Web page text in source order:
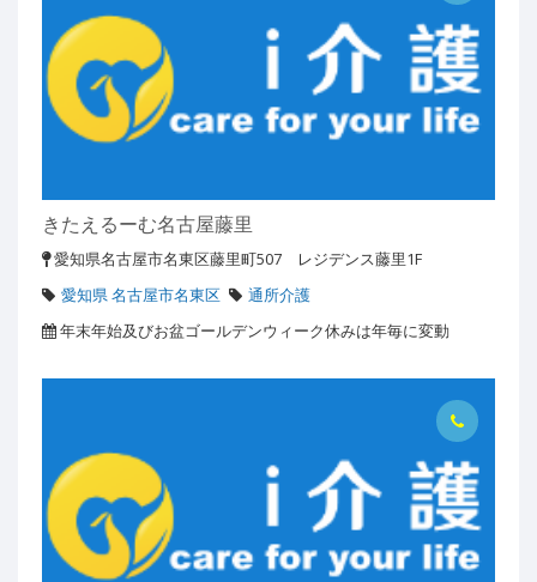
きたえるーむ名古屋藤里
愛知県名古屋市名東区藤里町507 レジデンス藤里1F
愛知県 名古屋市名東区
通所介護
年末年始及びお盆ゴールデンウィーク休みは年毎に変動